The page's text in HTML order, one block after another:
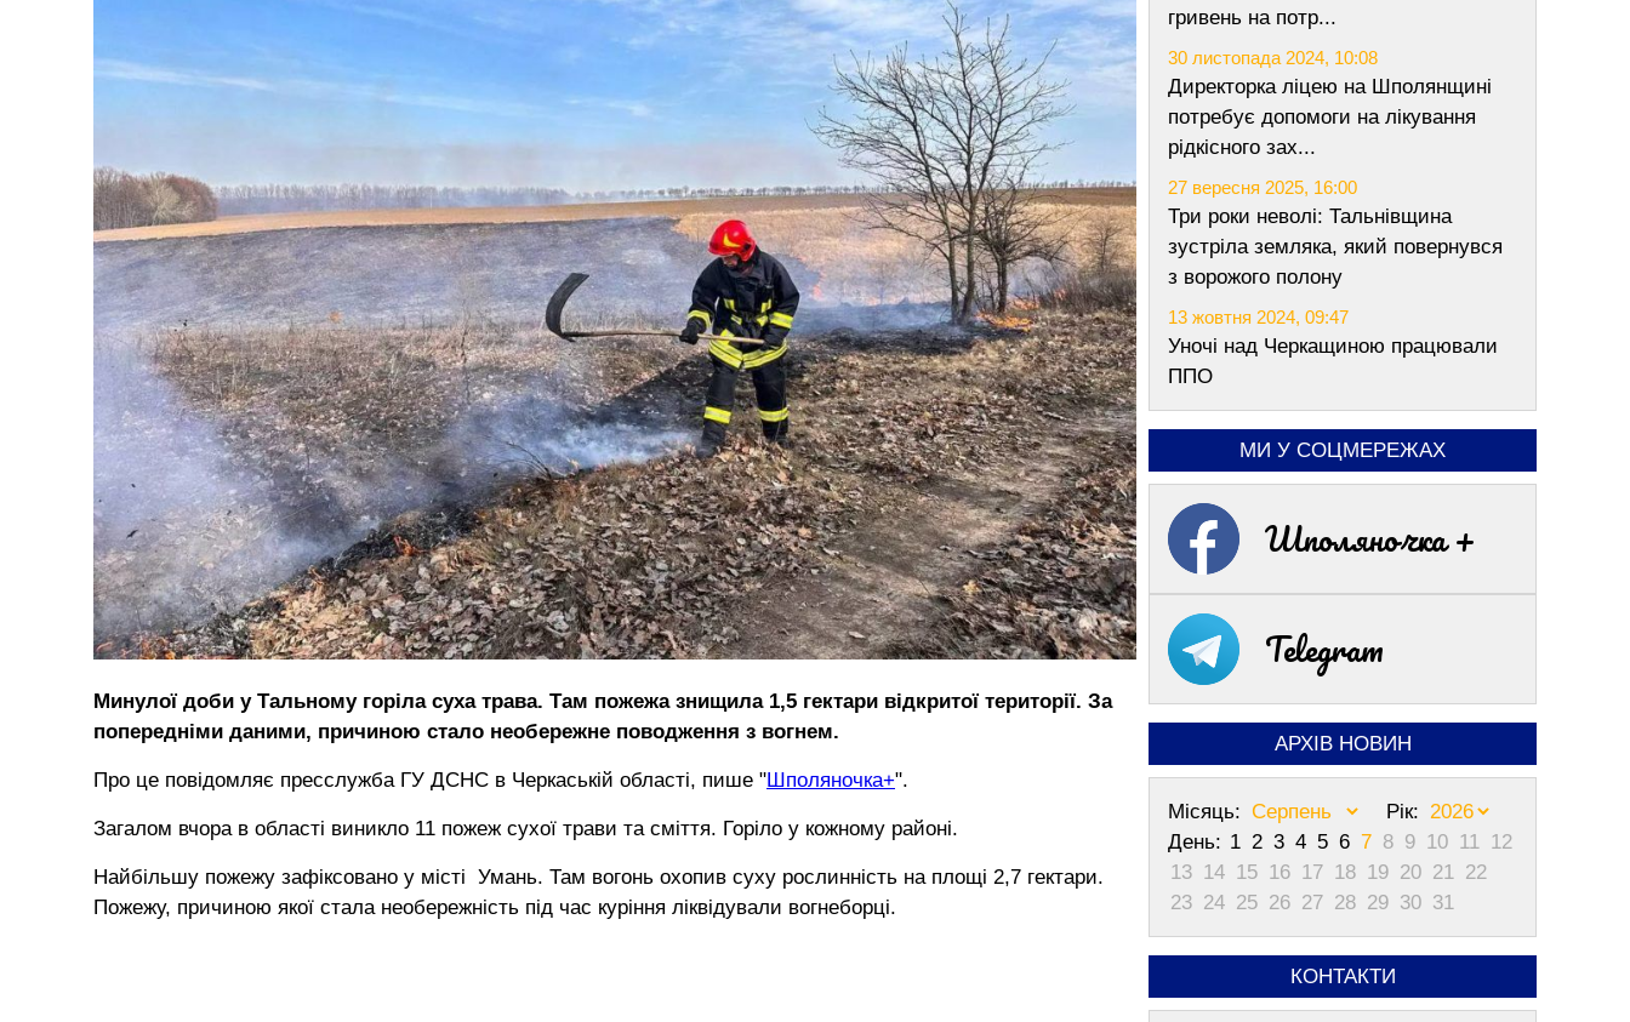
Минулої доби у Тальному горіла суха трава. Там пожежа знищила 1,5 гектари відкритої території. За
попередніми даними, причиною стало необережне поводження з вогнем.
Про це повідомляє пресслужба ГУ ДСНС в Черкаській області, пише "Шполяночка+".
Загалом вчора в області виникло 11 пожеж сухої трави та сміття. Горіло у кожному районі.
Найбільшу пожежу зафіксовано у місті Умань. Там вогонь охопив суху рослинність на площі 2,7 гектари.
Пожежу, причиною якої стала необережність під час куріння ліквідували вогнеборці.
гривень на потр...
30 листопада 2024, 10:08
Директорка ліцею на Шполянщині
потребує допомоги на лікування
рідкісного зах...
27 вересня 2025, 16:00
Три роки неволі: Тальнівщина
зустріла земляка, який повернувся
з ворожого полону
13 жовтня 2024, 09:47
Уночі над Черкащиною працювали
ППО
МИ У СОЦМЕРЕЖАХ
Шполяночка +
Telegram
АРХІВ НОВИН
Місяць:
Рік:
День: 1 2 3 4 5 6 7 8 9 10 11 12
13 14 15 16 17 18 19 20 21 22
23 24 25 26 27 28 29 30 31
КОНТАКТИ